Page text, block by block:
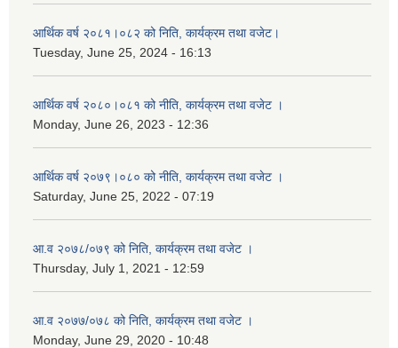
आर्थिक वर्ष २०८१।०८२ को निति, कार्यक्रम तथा वजेट।
Tuesday, June 25, 2024 - 16:13
आर्थिक वर्ष २०८०।०८१ को नीति, कार्यक्रम तथा वजेट ।
Monday, June 26, 2023 - 12:36
आर्थिक वर्ष २०७९।०८० को नीति, कार्यक्रम तथा वजेट ।
Saturday, June 25, 2022 - 07:19
आ.व २०७८/०७९ को निति, कार्यक्रम तथा वजेट ।
Thursday, July 1, 2021 - 12:59
आ.व २०७७/०७८ को निति, कार्यक्रम तथा वजेट ।
Monday, June 29, 2020 - 10:48